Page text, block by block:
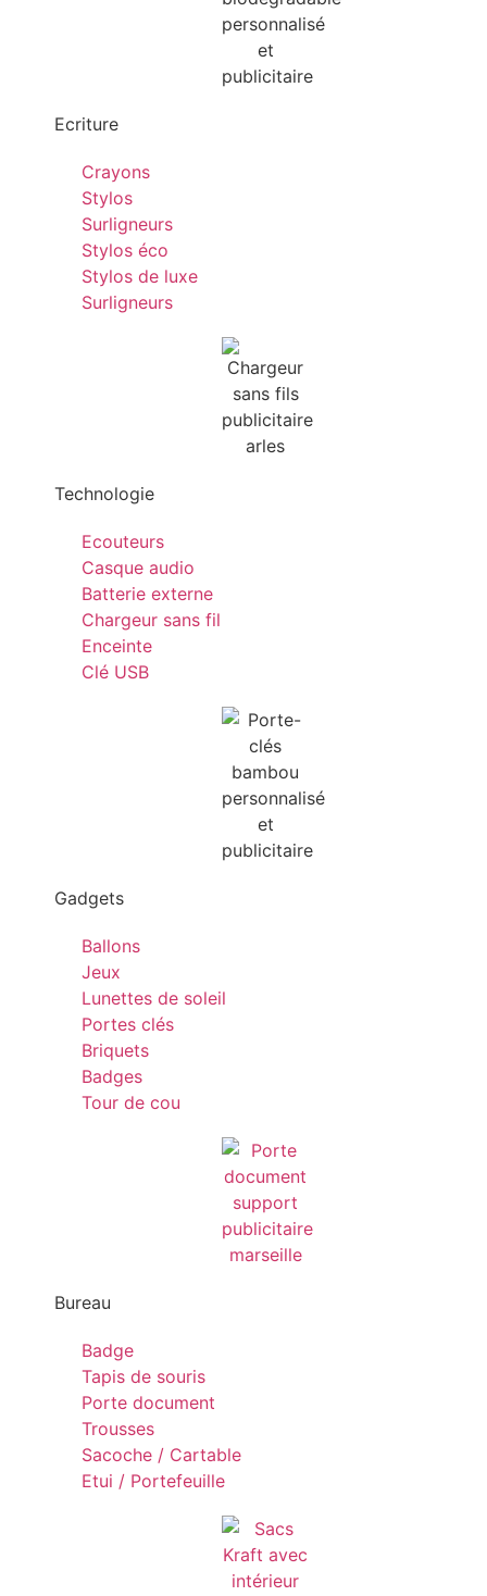
Ecriture
Crayons
Stylos
Surligneurs
Stylos éco
Stylos de luxe
Surligneurs
Technologie
Ecouteurs
Casque audio
Batterie externe
Chargeur sans fil
Enceinte
Clé USB
Gadgets
Ballons
Jeux
Lunettes de soleil
Portes clés
Briquets
Badges
Tour de cou
Bureau
Badge
Tapis de souris
Porte document
Trousses
Sacoche / Cartable
Etui / Portefeuille